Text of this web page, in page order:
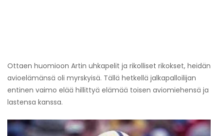
Ottaen huomioon Artin uhkapelit ja rikolliset rikokset, heidän
avioelämänsä oli myrskyisä. Tällä hetkellä jalkapalloilijan
entinen vaimo elää hillittyä elämää toisen aviomiehensä ja
lastensa kanssa.